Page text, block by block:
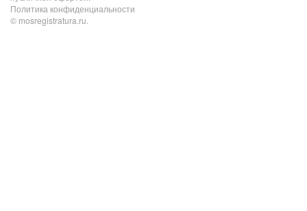
Политика конфиденциальности
© mosregistratura.ru.